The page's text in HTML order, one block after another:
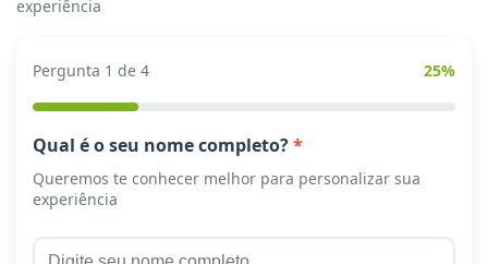
experiência
Pergunta 1 de 4 25%
Qual é o seu nome completo?*
Queremos te conhecer melhor para personalizar sua
experiência